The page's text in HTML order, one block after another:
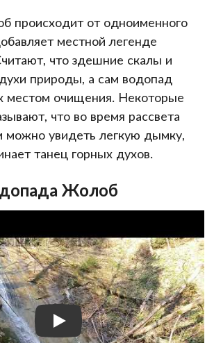
происходит от одноименного
местной легенде
что здешние скалы и
природы, а сам водопад
местом очищения. Некоторые
что во время рассвета
можно увидеть легкую дымку,
танец горных духов.
Жолоб